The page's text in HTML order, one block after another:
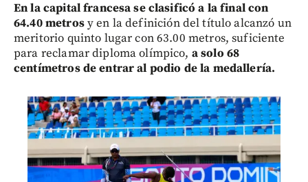
En la capital francesa se clasificó a la final con
64.40 metrosy en la definición del título alcanzó un
meritorio quinto lugar con 63.00 metros, suficiente
para reclamar diploma olímpico, a solo 68
centímetros de entrar al podio de la medallería.